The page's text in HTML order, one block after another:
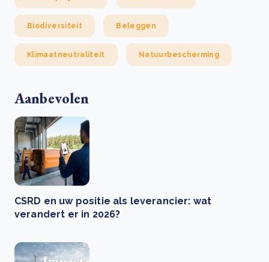
Biodiversiteit Beleggen
Klimaatneutraliteit Natuurbescherming
Aanbevolen
CSRD en uw positie als leverancier: wat
verandert er in 2026?